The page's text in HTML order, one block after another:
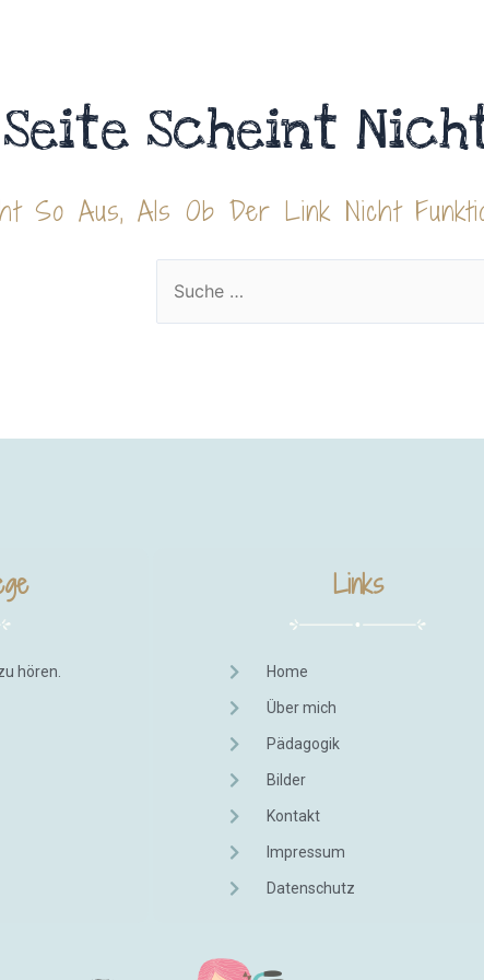
Scheint
So Aus, Als Ob Der Link Nicht
hören.
Links
Home
Über mich
Pädagogik
Bilder
Kontakt
Impressum
Datenschutz